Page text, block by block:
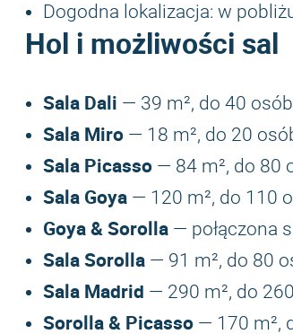
Dogodna lokalizacja: w
Hol i możliwości sal
Sala Dali — 39 m², do 40
Sala Miro — 18 m², do 20
Sala Picasso — 84 m², do 80
Sala Goya — 120 m², do 110
Goya & Sorolla — połączona
Sala Sorolla — 91 m², do 80
Sala Madrid — 290 m², do
Sorolla & Picasso — 170 m²,